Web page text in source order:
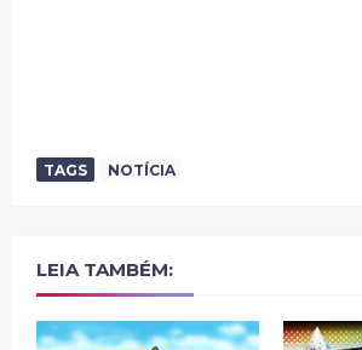
TAGS NOTÍCIA
LEIA TAMBÉM: